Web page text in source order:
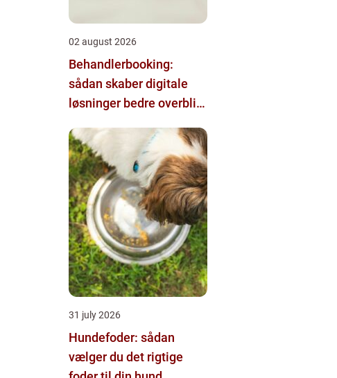
02 august 2026
Behandlerbooking:
sådan skaber digitale
løsninger bedre overblik
31 july 2026
Hundefoder: sådan
vælger du det rigtige